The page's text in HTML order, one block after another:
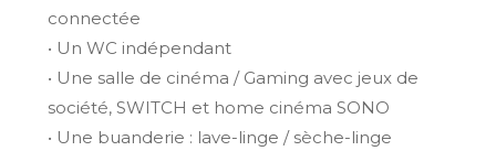
connectée
• Un WC indépendant
• Une salle de cinéma / Gaming avec jeux de
société, SWITCH et home cinéma SONO
• Une buanderie : lave-linge / sèche-linge